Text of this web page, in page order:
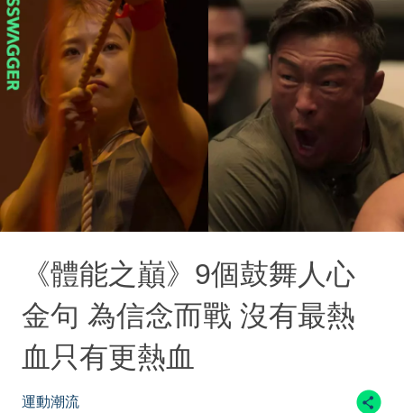
《體能之巔》9個鼓舞人心
金句 為信念而戰 沒有最熱
血只有更熱血
運動潮流